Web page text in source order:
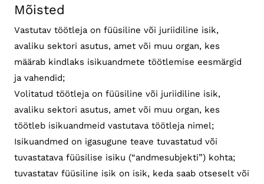
Mõisted
Vastutav töötleja on füüsiline või juriidiline isik,
avaliku sektori asutus, amet või muu organ, kes
määrab kindlaks isikuandmete töötlemise eesmärgid
ja vahendid;
Volitatud töötleja on füüsiline või juriidiline isik,
avaliku sektori asutus, amet või muu organ, kes
töötleb isikuandmeid vastutava töötleja nimel;
Isikuandmed on igasugune teave tuvastatud või
tuvastatava füüsilise isiku (“andmesubjekti”) kohta;
tuvastatav füüsiline isik on isik, keda saab otseselt või